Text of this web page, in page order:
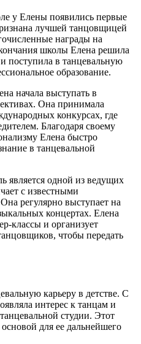
у Елены появились первые
лучшей танцовщицей
награды на
школы Елена решила
поступила в танцевальную
образование.
начала выступать в
Она принимала
конкурсах, где
Благодаря своему
Елена быстро
в танцевальной
является одной из ведущих
с известными
регулярно выступает на
концертах. Елена
классы и организует
чтобы передать
карьеру в детстве. С
интерес к танцам и
студии. Этот
для ее дальнейшего